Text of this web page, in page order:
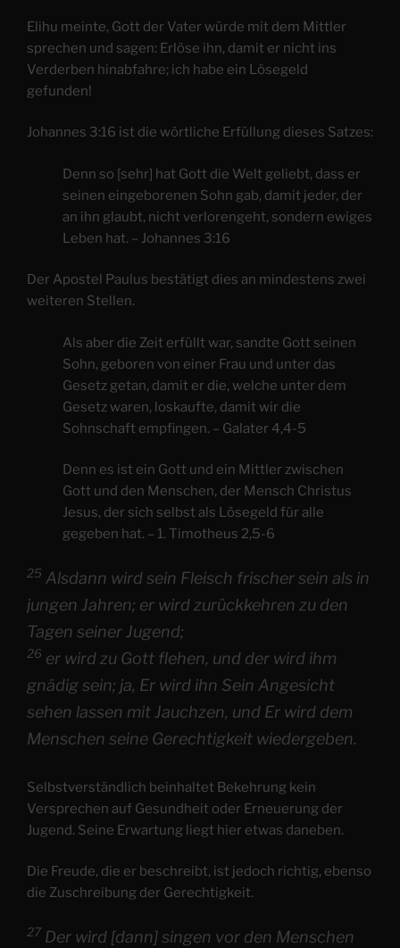
Elihu meinte, Gott der Vater würde mit dem Mittler
sprechen und sagen: Erlöse ihn, damit er nicht ins
Verderben hinabfahre; ich habe ein Lösegeld
gefunden!
Johannes 3:16 ist die wörtliche Erfüllung dieses Satzes:
Denn so [sehr] hat Gott die Welt geliebt, dass er
seinen eingeborenen Sohn gab, damit jeder, der
an ihn glaubt, nicht verlorengeht, sondern ewiges
Leben hat. – Johannes 3:16
Der Apostel Paulus bestätigt dies an mindestens zwei
weiteren Stellen.
Als aber die Zeit erfüllt war, sandte Gott seinen
Sohn, geboren von einer Frau und unter das
Gesetz getan, damit er die, welche unter dem
Gesetz waren, loskaufte, damit wir die
Sohnschaft empfingen. – Galater 4,4-5
Denn es ist ein Gott und ein Mittler zwischen
Gott und den Menschen, der Mensch Christus
Jesus, der sich selbst als Lösegeld für alle
gegeben hat. – 1. Timotheus 2,5-6
25 Alsdann wird sein Fleisch frischer sein als in
jungen Jahren; er wird zurückkehren zu den
Tagen seiner Jugend;
26 er wird zu Gott flehen, und der wird ihm
gnädig sein; ja, Er wird ihn Sein Angesicht
sehen lassen mit Jauchzen, und Er wird dem
Menschen seine Gerechtigkeit wiedergeben.
Selbstverständlich beinhaltet Bekehrung kein
Versprechen auf Gesundheit oder Erneuerung der
Jugend. Seine Erwartung liegt hier etwas daneben.
Die Freude, die er beschreibt, ist jedoch richtig, ebenso
die Zuschreibung der Gerechtigkeit.
27 Der wird [dann] singen vor den Menschen